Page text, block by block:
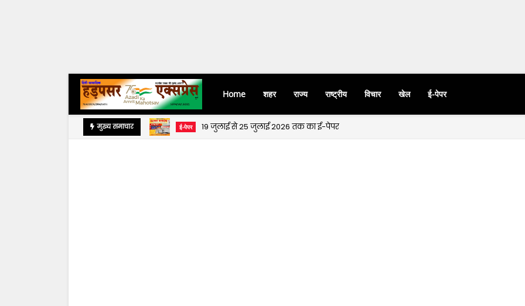
Home शहर राज्य राष्ट्रीय विचार खेल ई-पेपर
मुख्य समाचार ई-पेपर 19 जुलाई से 25 जुलाई 2026 तक का ई-पेपर